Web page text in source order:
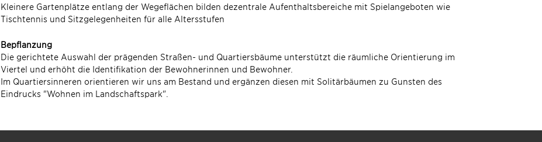
Kleinere Gartenplätze entlang der Wegeflächen bilden dezentrale Aufenthaltsbereiche mit Spielangeboten wie
Tischtennis und Sitzgelegenheiten für alle Altersstufen
Bepflanzung
Die gerichtete Auswahl der prägenden Straßen- und Quartiersbäume unterstützt die räumliche Orientierung im
Viertel und erhöht die Identifikation der Bewohnerinnen und Bewohner.
Im Quartiersinneren orientieren wir uns am Bestand und ergänzen diesen mit Solitärbäumen zu Gunsten des
Eindrucks "Wohnen im Landschaftspark".